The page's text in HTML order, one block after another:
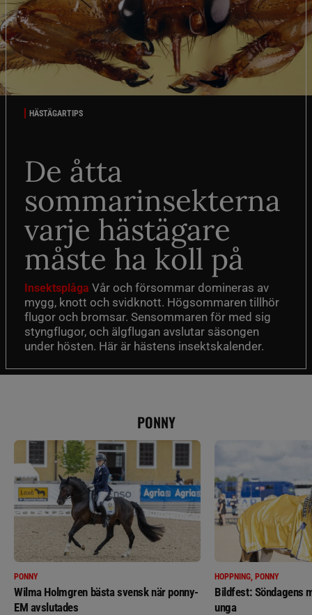
HÄSTÄGARTIPS
De åtta
sommarinsekterna
varje hästägare
måste ha koll på
Insektsplåga Vår och försommar domineras av
mygg, knott och svidknott. Högsommaren tillhör
flugor och bromsar. Sensommaren för med sig
styngflugor, och älgflugan avslutar säsongen
under hösten. Här är hästens insektskalender.
PONNY
PONNY
Wilma Holmgren bästa svensk när ponny-
EM avslutades
HOPPNING, PONNY
Bildfest: Söndagens
unga